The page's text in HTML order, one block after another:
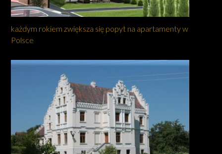
każdym rokiem zwiększa się popyt na apartamenty w
Polsce